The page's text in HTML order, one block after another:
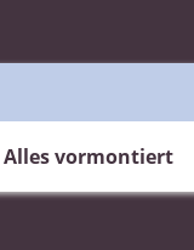
Alles vormontiert